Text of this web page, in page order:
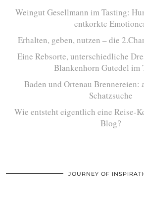
Weingut Gesellmann im Tasting:
entkorkte
Erhalten, geben, nutzen – die
Eine Rebsorte, unterschiedliche
Blankenhorn Gutedel im
Baden und Ortenau Brennereien:
Schatzsuche
Wie entsteht eigentlich eine Reise-
Blog?
JOURNEY OF